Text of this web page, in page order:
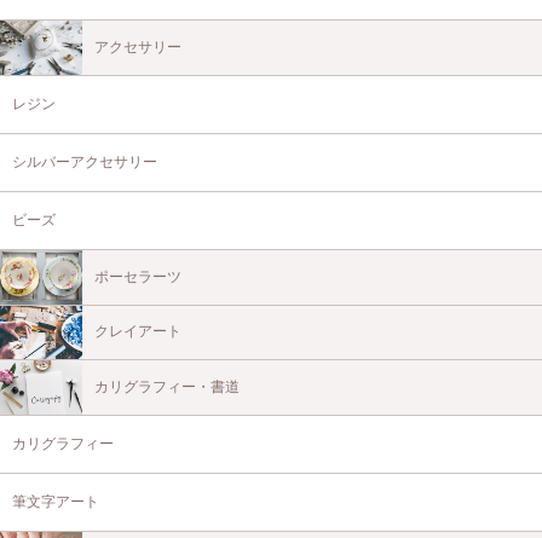
アクセサリー
レジン
シルバーアクセサリー
ビーズ
ポーセラーツ
クレイアート
カリグラフィー・書道
カリグラフィー
筆文字アート